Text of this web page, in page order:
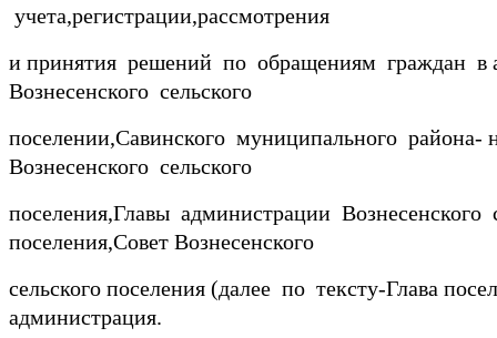
учета,регистрации,рассмотрения
и принятия решений по обращениям граждан в
Вознесенского сельского
поселении,Савинского муниципального района-
Вознесенского сельского
поселения,Главы администрации Вознесенского
поселения,Совет Вознесенского
сельского поселения (далее по тексту-Глава
администрация.